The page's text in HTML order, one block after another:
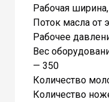
Рабочая
Поток масла от
Рабочее
Вес
— 350
Количество
Количество